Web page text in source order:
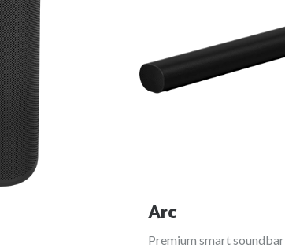
Arc
Premium smart soundbar